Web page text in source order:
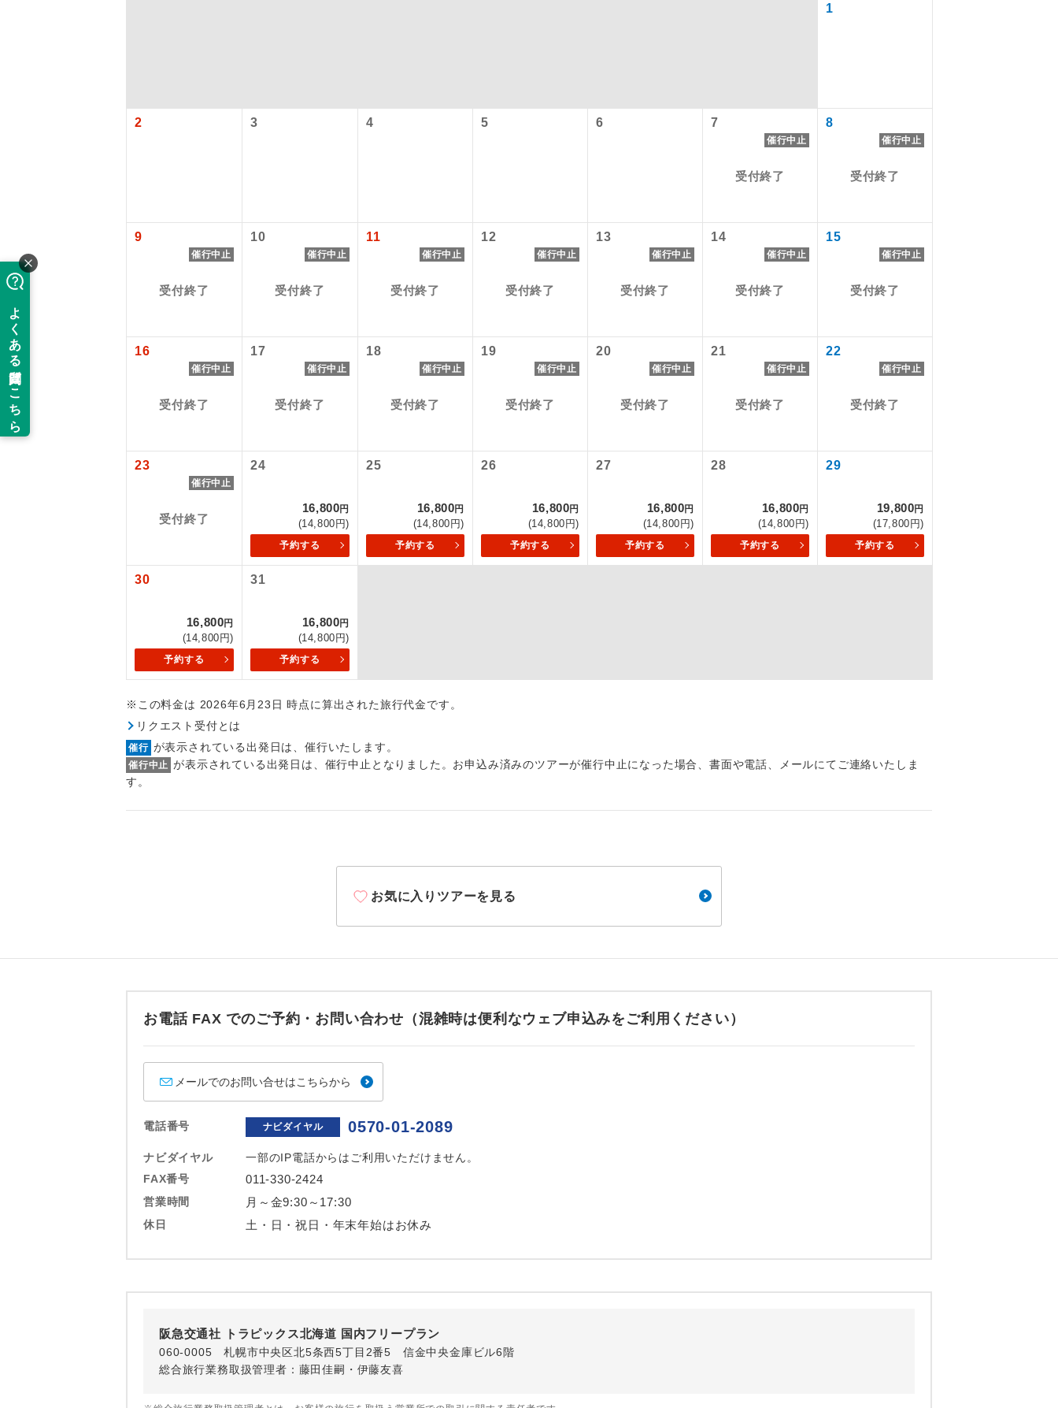
1
2 3 4 5 6 7
催行中止
受付終了
8
催行中止
受付終了
9
催行中止
受付終了
10
催行中止
受付終了
11
催行中止
受付終了
12
催行中止
受付終了
13
催行中止
受付終了
14
催行中止
受付終了
15
催行中止
受付終了
16
催行中止
受付終了
17
催行中止
受付終了
18
催行中止
受付終了
19
催行中止
受付終了
20
催行中止
受付終了
21
催行中止
受付終了
22
催行中止
受付終了
23
催行中止
受付終了
24
16,800円
(14,800円)
予約する
25
16,800円
(14,800円)
予約する
26
16,800円
(14,800円)
予約する
27
16,800円
(14,800円)
予約する
28
16,800円
(14,800円)
予約する
29
19,800円
(17,800円)
予約する
30
16,800円
(14,800円)
予約する
31
16,800円
(14,800円)
予約する
※この料金は 2026年6月23日 時点に算出された旅行代金です。
リクエスト受付とは
催行 が表示されている出発日は、催行いたします。
催行中止 が表示されている出発日は、催行中止となりました。お申込み済みのツアーが催行中止になった場合、書面や電話、メールにてご連絡いたしま
す。
お気に入りツアーを見る
お電話 FAX でのご予約・お問い合わせ（混雑時は便利なウェブ申込みをご利用ください）
メールでのお問い合せはこちらから
電話番号 ナビダイヤル 0570-01-2089
ナビダイヤル
一部のIP電話からはご利用いただけません。
FAX番号
011-330-2424
営業時間 月～金9:30～17:30
休日 土・日・祝日・年末年始はお休み
阪急交通社 トラピックス北海道 国内フリープラン
060-0005 札幌市中央区北5条西5丁目2番5 信金中央金庫ビル6階
総合旅行業務取扱管理者：藤田佳嗣・伊藤友喜
添乗員同行
往路出発空港（駅）から復路到着空港（駅）まで同行しま
す。
現地添乗員同行
現地到着空港（駅）から最終日出発空港（駅）まで添乗員が
バスガイド乗務 バスガイドが乗務し、車内での観光案内があります。
新コース 初登場のコースです。
ユネスコに登録されている文化遺産や自然遺産を訪ねるコー
絶景スポットに立ち寄るコースです。
温泉 温泉地にも宿泊するコースです。
露天風呂 ご宿泊ホテルに露天風呂が付いています。
全食事付き
お部屋食
トラベルイヤホン
周りの音を気にせず、ガイドさんの説明をじっくり聞くこと
1名様催行 1名様から出発可能な個人型プランです。
1名様1室同代金 1名様1室利用でも追加料金がかからないコースです。
ご夫婦限定 ご夫婦限定でご参加いただけるコースです。
航空会社指定
利用航空会社が指定なので、ご出発の計画にとても便利で
す。
ホテル指定
おひとり様バス2席利用